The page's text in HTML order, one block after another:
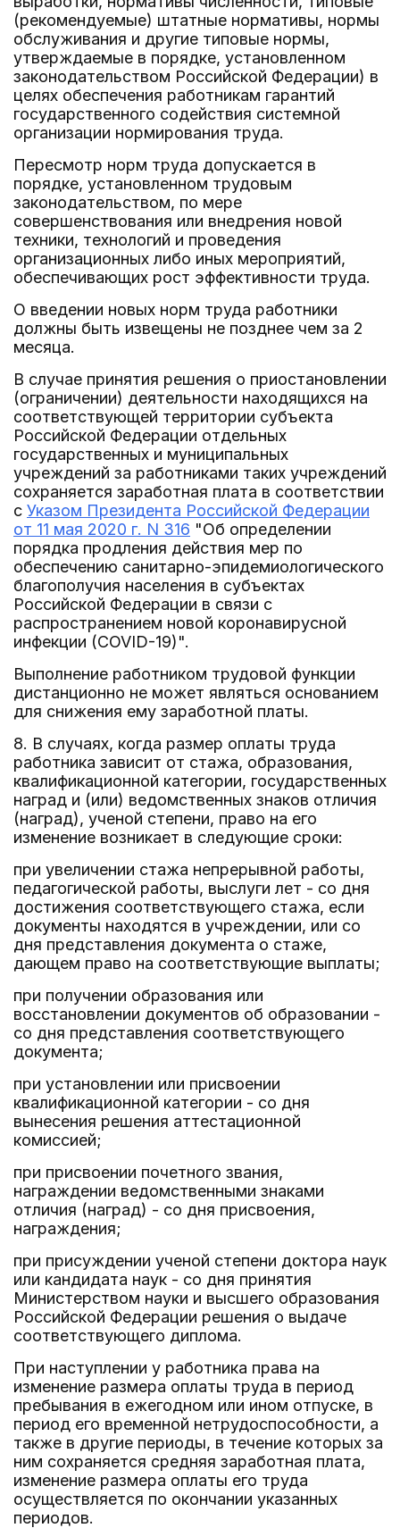
(рекомендуемые) штатные нормативы, нормы
обслуживания и другие типовые нормы,
утверждаемые в порядке, установленном
законодательством Российской Федерации) в
целях обеспечения работникам гарантий
государственного содействия системной
организации нормирования труда.
Пересмотр норм труда допускается в
порядке, установленном трудовым
законодательством, по мере
совершенствования или внедрения новой
техники, технологий и проведения
организационных либо иных мероприятий,
обеспечивающих рост эффективности труда.
О введении новых норм труда работники
должны быть извещены не позднее чем за 2
месяца.
В случае принятия решения о приостановлении
(ограничении) деятельности находящихся на
соответствующей территории субъекта
Российской Федерации отдельных
государственных и муниципальных
учреждений за работниками таких учреждений
сохраняется заработная плата в соответствии
с Указом Президента Российской Федерации
от 11 мая 2020 г. N 316 "Об определении
порядка продления действия мер по
обеспечению санитарно-эпидемиологического
благополучия населения в субъектах
Российской Федерации в связи с
распространением новой коронавирусной
инфекции (COVID-19)".
Выполнение работником трудовой функции
дистанционно не может являться основанием
для снижения ему заработной платы.
8. В случаях, когда размер оплаты труда
работника зависит от стажа, образования,
квалификационной категории, государственных
наград и (или) ведомственных знаков отличия
(наград), ученой степени, право на его
изменение возникает в следующие сроки:
при увеличении стажа непрерывной работы,
педагогической работы, выслуги лет - со дня
достижения соответствующего стажа, если
документы находятся в учреждении, или со
дня представления документа о стаже,
дающем право на соответствующие выплаты;
при получении образования или
восстановлении документов об образовании -
со дня представления соответствующего
документа;
при установлении или присвоении
квалификационной категории - со дня
вынесения решения аттестационной
комиссией;
при присвоении почетного звания,
награждении ведомственными знаками
отличия (наград) - со дня присвоения,
награждения;
при присуждении ученой степени доктора наук
или кандидата наук - со дня принятия
Министерством науки и высшего образования
Российской Федерации решения о выдаче
соответствующего диплома.
При наступлении у работника права на
изменение размера оплаты труда в период
пребывания в ежегодном или ином отпуске, в
период его временной нетрудоспособности, а
также в другие периоды, в течение которых за
ним сохраняется средняя заработная плата,
изменение размера оплаты его труда
осуществляется по окончании указанных
периодов.